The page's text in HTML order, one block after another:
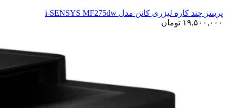
پرینتر چند کاره لیزری کانن مدل i-SENSYS MF275dw
۱۹,۵۰۰,۰۰۰ تومان